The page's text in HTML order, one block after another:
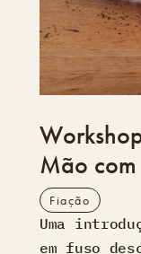
Mão com
Fiação
Uma
em fuso